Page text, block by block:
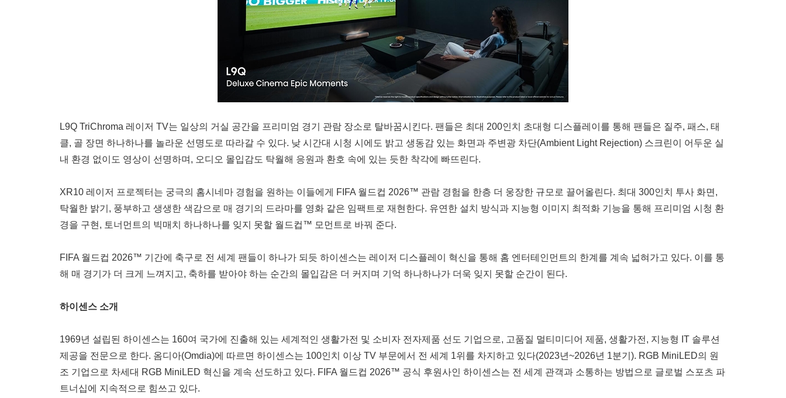
L9Q TriChroma 레이저 TV는 일상의 거실 공간을 프리미엄 경기 관람 장소로 탈바꿈시킨다. 팬들은 최대 200인치 초대형 디스플레이를 통해 팬들은 질주, 패스, 태
클, 골 장면 하나하나를 놀라운 선명도로 따라갈 수 있다. 낮 시간대 시청 시에도 밝고 생동감 있는 화면과 주변광 차단(Ambient Light Rejection) 스크린이 어두운 실
내 환경 없이도 영상이 선명하며, 오디오 몰입감도 탁월해 응원과 환호 속에 있는 듯한 착각에 빠뜨린다.
XR10 레이저 프로젝터는 궁극의 홈시네마 경험을 원하는 이들에게 FIFA 월드컵 2026™ 관람 경험을 한층 더 웅장한 규모로 끌어올린다. 최대 300인치 투사 화면,
탁월한 밝기, 풍부하고 생생한 색감으로 매 경기의 드라마를 영화 같은 임팩트로 재현한다. 유연한 설치 방식과 지능형 이미지 최적화 기능을 통해 프리미엄 시청 환
경을 구현, 토너먼트의 빅매치 하나하나를 잊지 못할 월드컵™ 모먼트로 바꿔 준다.
FIFA 월드컵 2026™ 기간에 축구로 전 세계 팬들이 하나가 되듯 하이센스는 레이저 디스플레이 혁신을 통해 홈 엔터테인먼트의 한계를 계속 넓혀가고 있다. 이를 통
해 매 경기가 더 크게 느껴지고, 축하를 받아야 하는 순간의 몰입감은 더 커지며 기억 하나하나가 더욱 잊지 못할 순간이 된다.
하이센스 소개
1969년 설립된 하이센스는 160여 국가에 진출해 있는 세계적인 생활가전 및 소비자 전자제품 선도 기업으로, 고품질 멀티미디어 제품, 생활가전, 지능형 IT 솔루션
제공을 전문으로 한다. 옴디아(Omdia)에 따르면 하이센스는 100인치 이상 TV 부문에서 전 세계 1위를 차지하고 있다(2023년~2026년 1분기). RGB MiniLED의 원
조 기업으로 차세대 RGB MiniLED 혁신을 계속 선도하고 있다. FIFA 월드컵 2026™ 공식 후원사인 하이센스는 전 세계 관객과 소통하는 방법으로 글로벌 스포츠 파
트너십에 지속적으로 힘쓰고 있다.